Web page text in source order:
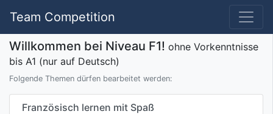
Team Competition
Willkommen bei Niveau F1! ohne Vorkenntnisse
bis A1 (nur auf Deutsch)
Folgende Themen dürfen bearbeitet werden:
Französisch lernen mit Spaß